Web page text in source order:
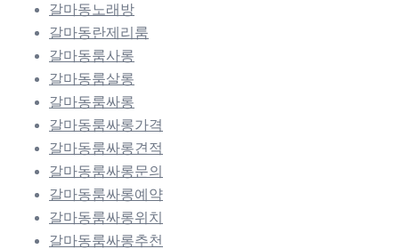
갈마동노래방
갈마동란제리룸
갈마동룸사롱
갈마동룸살롱
갈마동룸싸롱
갈마동룸싸롱가격
갈마동룸싸롱견적
갈마동룸싸롱문의
갈마동룸싸롱예약
갈마동룸싸롱위치
갈마동룸싸롱추천